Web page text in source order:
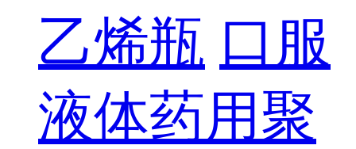
乙烯瓶 口服
液体药用聚